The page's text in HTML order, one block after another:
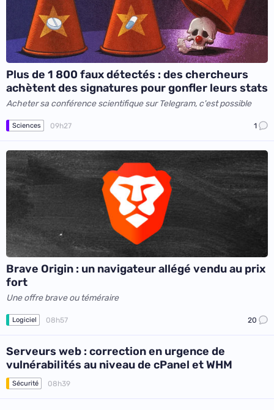
Plus de 1 800 faux détectés : des chercheurs
achètent des signatures pour gonfler leurs stats
Acheter sa conférence scientifique sur Telegram, c'est possible
Sciences 09h27 1
Brave Origin : un navigateur allégé vendu au prix
fort
Une offre brave ou téméraire
Logiciel 08h57 20
Serveurs web : correction en urgence de
vulnérabilités au niveau de cPanel et WHM
Sécurité 08h39